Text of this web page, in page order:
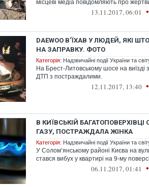
місцеві медіа повідомляють про
13.11.2017, 06:01 •
DAEWOO В'ЇХАВ У ЛЮДЕЙ, ЯКІ
НА ЗАПРАВКУ. ФОТО
Категорія: Надзвичайні події України та
На Брест-Литовському шосе на виїзді
ДТП з постраждалими.
12.11.2017, 13:40 •
В КИЇВСЬКІЙ
ГАЗУ, ПОСТРАЖДАЛА ЖІНКА
Категорія: Надзвичайні події України та
У Солом’янському районі Києва на
стався вибух у квартирі на 9-му
06.11.2017, 01:41 •